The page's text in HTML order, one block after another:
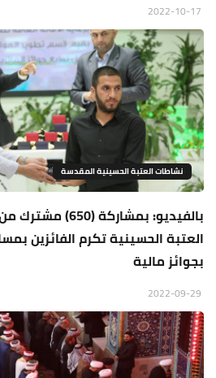
نشاطات العتبة الحسينية المقدسة
بالفيديو: بمشاركة
العتبة الحسينية تكرم الفائزين
بجوائز مالية